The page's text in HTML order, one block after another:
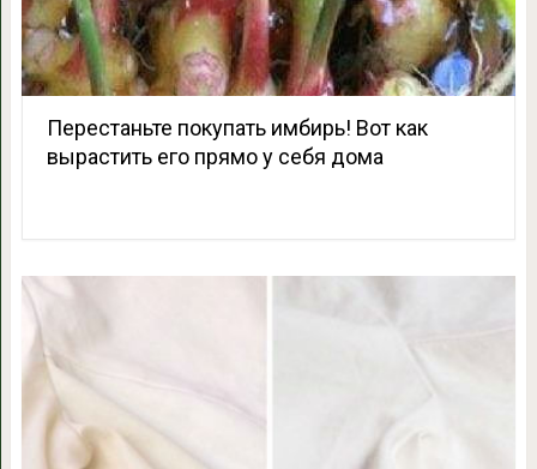
Перестаньте покупать имбирь! Вот как
вырастить его прямо у себя дома